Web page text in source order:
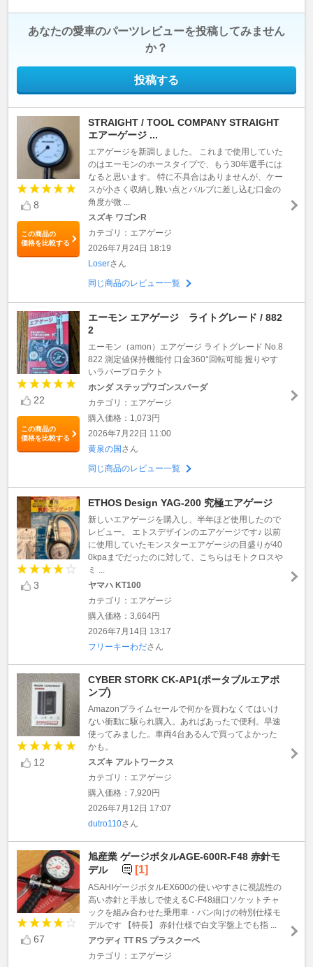
あなたの愛車のパーツレビューを投稿してみません
か？
投稿する
8
この商品の
価格を比較する
STRAIGHT / TOOL COMPANY STRAIGHT
エアーゲージ ...
エアゲージを新調しました。 これまで使用していた
のはエーモンのホースタイプで、もう30年選手には
なると思います。 特に不具合はありませんが、ケー
スが小さく収納し難い点とバルブに差し込む口金の
角度が微 ...
スズキ ワゴンR
カテゴリ：エアゲージ
2026年7月24日 18:19
Loserさん
同じ商品のレビュー一覧
22
この商品の
価格を比較する
エーモン エアゲージ ライトグレード / 882
2
エーモン（amon）エアゲージ ライトグレード No.8
822 測定値保持機能付 口金360°回転可能 握りやす
いラバープロテクト
ホンダ ステップワゴンスパーダ
カテゴリ：エアゲージ
購入価格：1,073円
2026年7月22日 11:00
黄泉の国 さん
同じ商品のレビュー一覧
3
ETHOS Design YAG-200 究極エアゲージ
新しいエアゲージを購入し、半年ほど使用したので
レビュー。 エトスデザインのエアゲージです♪ 以前
に使用していたモンスターエアゲージの目盛りが40
0kpaまでだったのに対して、こちらはモトクロスや
ミ ...
ヤマハ KT100
カテゴリ：エアゲージ
購入価格：3,664円
2026年7月14日 13:17
フリーキーわださん
12
CYBER STORK CK-AP1(ポータブルエアポ
ンプ)
Amazonプライムセールで何かを買わなくてはいけ
ない衝動に駆られ購入。あればあったで便利。早速
使ってみました。車両4台あるんで買ってよかった
かも。
スズキ アルトワークス
カテゴリ：エアゲージ
購入価格：7,920円
2026年7月12日 17:07
dutro110さん
67
旭産業 ゲージボタルAGE-600R-F48 赤針モ
デル
[1]
ASAHIゲージボタルEX600の使いやすさに視認性の
高い赤針と手放しで使えるC-F48細口ソケットチャ
ックを組み合わせた乗用車・バン向けの特別仕様モ
デルです 【特長】 赤針仕様で白文字盤上でも指 ...
アウディ TT RS プラスクーペ
カテゴリ：エアゲージ